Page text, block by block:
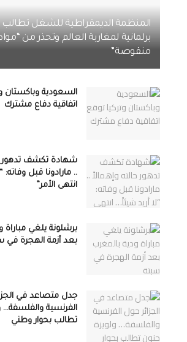
المنظمة الديمقراطية للشغل تطالب
برلمانية لمغاربة العالم وتحذر من
منقوصة”
السعودية وباكستان
اتفاقية دفاع مشترك
شهادة تكشف تدهور
.. مارادونا قبل وفاته:
انتهى الأمر”
برشلونة يلغي مباراة
بعد أزمة الهجرة في
جدل متصاعد في
الفرنسية والفلسفة…
تطالب بحوار وطني